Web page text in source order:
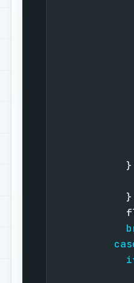
            }